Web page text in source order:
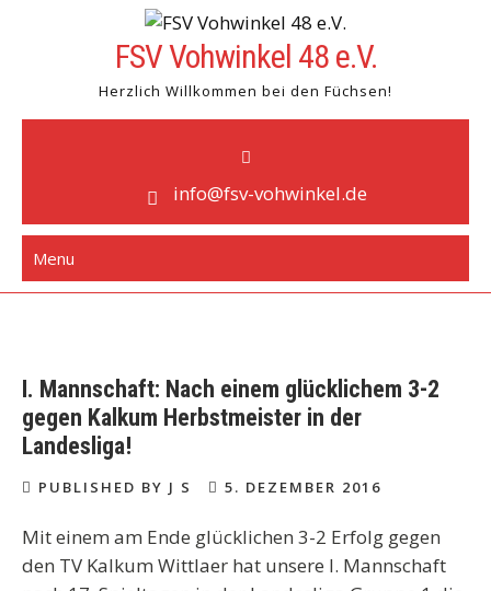
FSV Vohwinkel 48 e.V.
Herzlich Willkommen bei den Füchsen!
info@fsv-vohwinkel.de
Menu
I. Mannschaft: Nach einem glücklichem 3-2
gegen Kalkum Herbstmeister in der
Landesliga!
PUBLISHED BY J S 5. DEZEMBER 2016
Mit einem am Ende glücklichen 3-2 Erfolg gegen
den TV Kalkum Wittlaer hat unsere I. Mannschaft